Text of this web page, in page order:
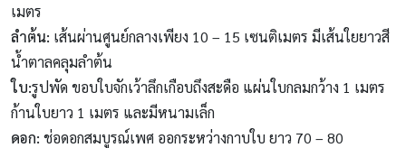
เมตร
ลำต้น: เส้นผ่านศูนย์กลางเพียง 10 – 15 เซนติเมตร มีเส้นใยยาวสี
น้ำตาลคลุมลำต้น
ใบ:รูปพัด ขอบใบจักเว้าลึกเกือบถึงสะดือ แผ่นใบกลมกว้าง 1 เมตร
ก้านใบยาว 1 เมตร และมีหนามเล็ก
ดอก: ช่อดอกสมบูรณ์เพศ ออกระหว่างกาบใบ ยาว 70 – 80